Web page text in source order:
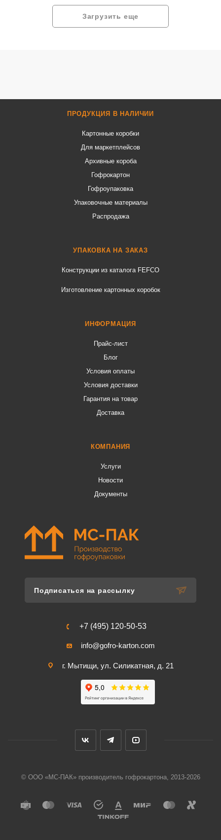
Загрузить еще
ПРОДУКЦИЯ В НАЛИЧИИ
Картонные коробки
Для маркетплейсов
Архивные короба
Гофрокартон
Гофроупаковка
Упаковочные материалы
Распродажа
УПАКОВКА НА ЗАКАЗ
Конструкции из каталога FEFCO
Изготовление картонных коробок
ИНФОРМАЦИЯ
Прайс-лист
Блог
Условия оплаты
Условия доставки
Гарантия на товар
Доставка
КОМПАНИЯ
Услуги
Новости
Документы
Подписаться на рассылку
+7 (495) 120-50-53
info@gofro-karton.com
г. Мытищи, ул. Силикатная, д. 21
© ООО «МС-ПАК» производитель гофрокартона, 2013-2026